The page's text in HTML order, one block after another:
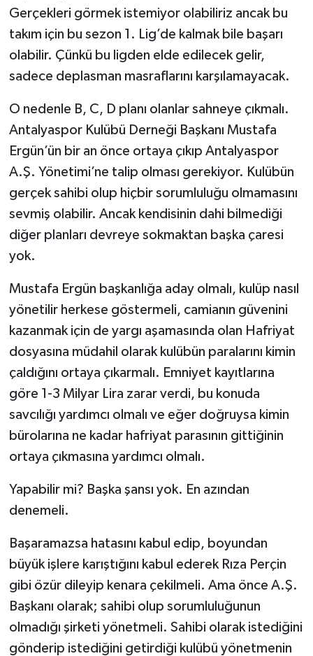
Gerçekleri görmek istemiyor olabiliriz ancak bu
takım için bu sezon 1. Lig’de kalmak bile başarı
olabilir. Çünkü bu ligden elde edilecek gelir,
sadece deplasman masraflarını karşılamayacak.
O nedenle B, C, D planı olanlar sahneye çıkmalı.
Antalyaspor Kulübü Derneği Başkanı Mustafa
Ergün’ün bir an önce ortaya çıkıp Antalyaspor
A.Ş. Yönetimi’ne talip olması gerekiyor. Kulübün
gerçek sahibi olup hiçbir sorumluluğu olmamasını
sevmiş olabilir. Ancak kendisinin dahi bilmediği
diğer planları devreye sokmaktan başka çaresi
yok.
Mustafa Ergün başkanlığa aday olmalı, kulüp nasıl
yönetilir herkese göstermeli, camianın güvenini
kazanmak için de yargı aşamasında olan Hafriyat
dosyasına müdahil olarak kulübün paralarını kimin
çaldığını ortaya çıkarmalı. Emniyet kayıtlarına
göre 1-3 Milyar Lira zarar verdi, bu konuda
savcılığı yardımcı olmalı ve eğer doğruysa kimin
bürolarına ne kadar hafriyat parasının gittiğinin
ortaya çıkmasına yardımcı olmalı.
Yapabilir mi? Başka şansı yok. En azından
denemeli.
Başaramazsa hatasını kabul edip, boyundan
büyük işlere karıştığını kabul ederek Rıza Perçin
gibi özür dileyip kenara çekilmeli. Ama önce A.Ş.
Başkanı olarak; sahibi olup sorumluluğunun
olmadığı şirketi yönetmeli. Sahibi olarak istediğini
gönderip istediğini getirdiği kulübü yönetmenin